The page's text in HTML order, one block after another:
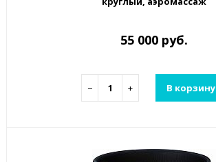
55 000 руб.
− + В корзину